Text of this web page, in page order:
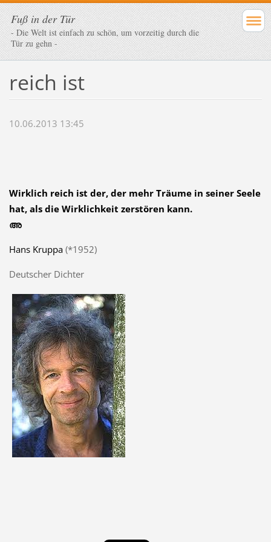
Fuß in der Tür
- Die Welt ist einfach zu schön, um vorzeitig durch die
Tür zu gehn -
reich ist
10.06.2013 13:45
Wirklich reich ist der, der mehr Träumein seiner Seele
hat, als die Wirklichkeit zerstören kann.
അ
Hans Kruppa(*1952)
Deutscher Dichter